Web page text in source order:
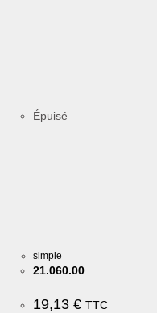
Épuisé
simple
21.060.00
19,13€ TTC